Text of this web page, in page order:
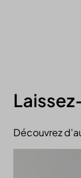
Découvrez